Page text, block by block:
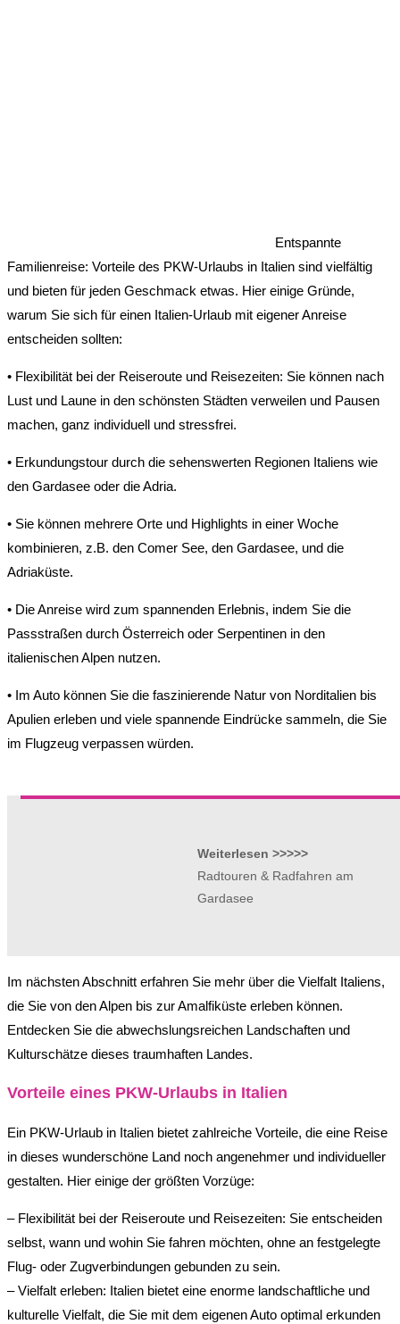
Entspannte
Familienreise: Vorteile des PKW-Urlaubs in Italien sind vielfältig
und bieten für jeden Geschmack etwas. Hier einige Gründe,
warum Sie sich für einen Italien-Urlaub mit eigener Anreise
entscheiden sollten:
• Flexibilität bei der Reiseroute und Reisezeiten: Sie können nach
Lust und Laune in den schönsten Städten verweilen und Pausen
machen, ganz individuell und stressfrei.
• Erkundungstour durch die sehenswerten Regionen Italiens wie
den Gardasee oder die Adria.
• Sie können mehrere Orte und Highlights in einer Woche
kombinieren, z.B. den Comer See, den Gardasee, und die
Adriaküste.
• Die Anreise wird zum spannenden Erlebnis, indem Sie die
Passstraßen durch Österreich oder Serpentinen in den
italienischen Alpen nutzen.
• Im Auto können Sie die faszinierende Natur von Norditalien bis
Apulien erleben und viele spannende Eindrücke sammeln, die Sie
im Flugzeug verpassen würden.
Weiterlesen >>>>>
Radtouren & Radfahren am
Gardasee
Im nächsten Abschnitt erfahren Sie mehr über die Vielfalt Italiens,
die Sie von den Alpen bis zur Amalfiküste erleben können.
Entdecken Sie die abwechslungsreichen Landschaften und
Kulturschätze dieses traumhaften Landes.
Vorteile eines PKW-Urlaubs in Italien
Ein PKW-Urlaub in Italien bietet zahlreiche Vorteile, die eine Reise
in dieses wunderschöne Land noch angenehmer und individueller
gestalten. Hier einige der größten Vorzüge:
– Flexibilität bei der Reiseroute und Reisezeiten: Sie entscheiden
selbst, wann und wohin Sie fahren möchten, ohne an festgelegte
Flug- oder Zugverbindungen gebunden zu sein.
– Vielfalt erleben: Italien bietet eine enorme landschaftliche und
kulturelle Vielfalt, die Sie mit dem eigenen Auto optimal erkunden